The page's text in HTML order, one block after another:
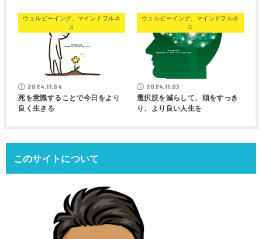
ウェルビーイング、マインドフルネ
ス
2024.11.04
死を意識することで今日をより
良く生きる
ウェルビーイング、マインドフルネ
ス
2024.11.03
選択肢を減らして、頭をすっき
り、より良い人生を
このサイトについて